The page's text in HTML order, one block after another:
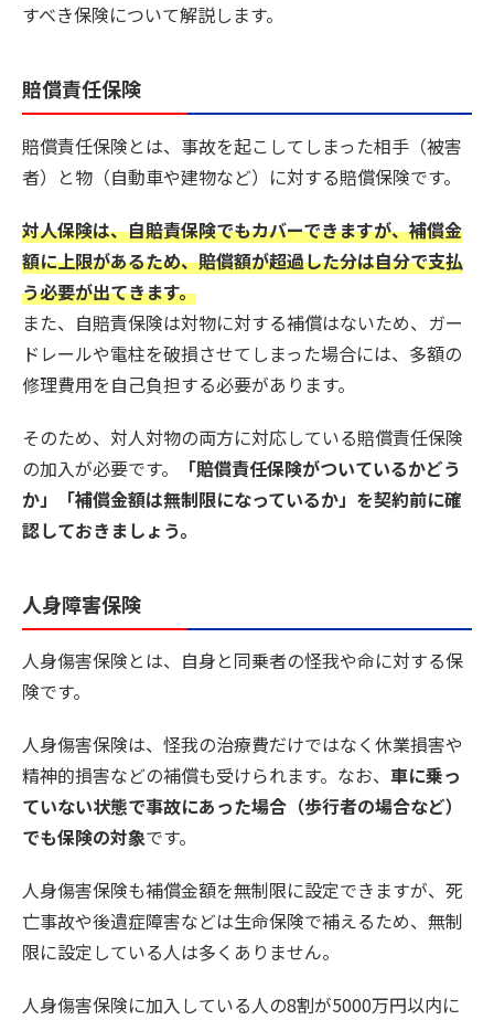
すべき保険について解説します。
賠償責任保険
賠償責任保険とは、事故を起こしてしまった相手（被害
者）と物（自動車や建物など）に対する賠償保険です。
対人保険は、自賠責保険でもカバーできますが、補償金
額に上限があるため、賠償額が超過した分は自分で支払
う必要が出てきます。
また、自賠責保険は対物に対する補償はないため、ガー
ドレールや電柱を破損させてしまった場合には、多額の
修理費用を自己負担する必要があります。
そのため、対人対物の両方に対応している賠償責任保険
の加入が必要です。
「賠償責任保険がついているかどう
か」「補償金額は無制限になっているか」を契約前に確
認しておきましょう。
人身障害保険
人身傷害保険とは、自身と同乗者の怪我や命に対する保
険です。
人身傷害保険は、怪我の治療費だけではなく休業損害や
精神的損害などの補償も受けられます。なお、 車に乗っ
ていない状態で事故にあった場合（歩行者の場合など）
でも保険の対象です。
人身傷害保険も補償金額を無制限に設定できますが、死
亡事故や後遺症障害などは生命保険で補えるため、無制
限に設定している人は多くありません。
人身傷害保険に加入している人の8割が5000万円以内に